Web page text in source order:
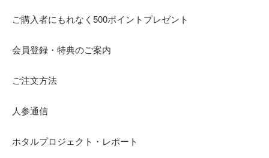
ご購入者にもれなく500ポイントプレゼント
会員登録・特典のご案内
ご注文方法
人参通信
ホタルプロジェクト・レポート